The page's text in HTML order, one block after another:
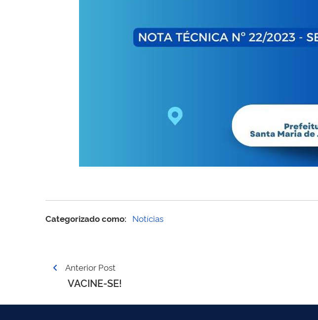
Categorizado como: Notícias
Navegação
Post
Anterior Post
VACINE-SE!